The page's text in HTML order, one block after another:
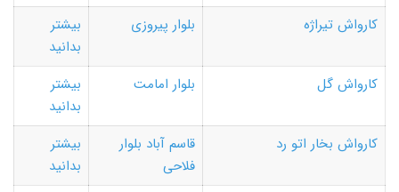
کارواش تیراژه
بلوار پیروزی
بیشتر
بدانید
کارواش گل
بلوار امامت
بیشتر
بدانید
کارواش بخار اتو رد
قاسم آباد بلوار
فلاحی
بیشتر
بدانید